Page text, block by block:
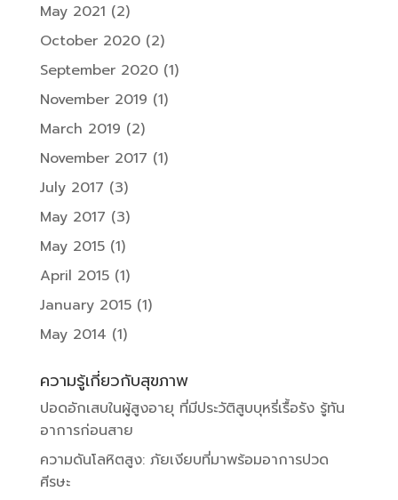
May 2021 (2)
October 2020(2)
September 2020(1)
November 2019 (1)
March 2019 (2)
November 2017 (1)
July 2017 (3)
May 2017 (3)
May 2015(1)
April 2015(1)
January 2015(1)
May 2014 (1)
ความรู้เกี่ยวกับสุขภาพ
ปอดอักเสบในผู้สูงอายุ ที่มีประวัติสูบบุหรี่เรื้อรัง รู้ทัน
อาการก่อนสาย
ความดันโลหิตสูง: ภัยเงียบที่มาพร้อมอาการปวด
ศีรษะ